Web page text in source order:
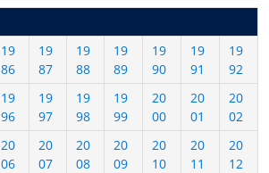
19
86
19
87
19
88
19
89
19
90
19
91
19
92
19
96
19
97
19
98
19
99
20
00
20
01
20
02
20
06
20
07
20
08
20
09
20
10
20
11
20
12